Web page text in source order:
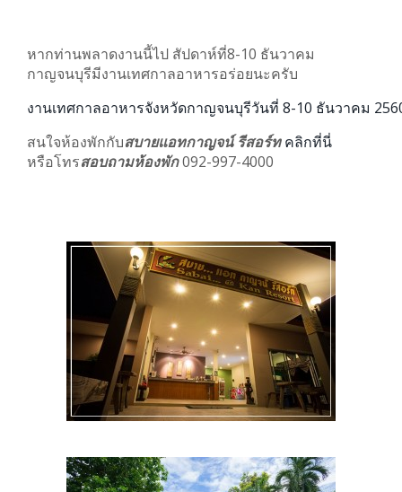
หากท่านพลาดงานนี้ไป สัปดาห์ที่8-10 ธันวาคม
กาญจนบุรีมีงานเทศกาลอาหารอร่อยนะครับ
งานเทศกาลอาหารจังหวัดกาญจนบุรีวันที่ 8-10 ธันวาคม
สนใจห้องพักกับสบายแอทกาญจน์ รีสอร์ท คลิกที่นี่
หรือโทรสอบถามห้องพัก092-997-4000